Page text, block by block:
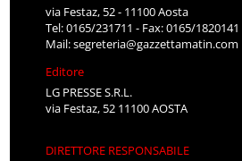
via Festaz, 52 - 11100 Aosta
Tel: 0165/231711 - Fax: 0165/1820141
Mail:segreteria@gazzettamatin.com
Editore
LG PRESSE S.R.L.
via Festaz, 52 11100 AOSTA
DIRETTORE RESPONSABILE